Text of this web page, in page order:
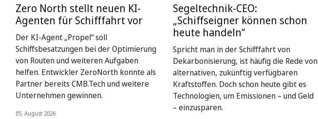
Zero North stellt neuen KI-
Agenten für Schifffahrt vor
Der KI-Agent „Propel“ soll
Schiffsbesatzungen bei der Optimierung
von Routen und weiteren Aufgaben
helfen. Entwickler ZeroNorth konnte als
Partner bereits CMB.Tech und weitere
Unternehmen gewinnen.
05. August 2026
Segeltechnik-CEO:
„Schiffseigner können schon
heute handeln“
Spricht man in der Schifffahrt von
Dekarbonisierung, ist häufig die Rede von
alternativen, zukünftig verfügbaren
Kraftstoffen. Doch schon heute gibt es
Technologien, um Emissionen – und Geld
– einzusparen.